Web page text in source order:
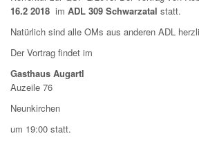
16.2 2018 im ADL 309 Schwarzatal statt.
Natürlich sind alle OMs aus anderen ADL
Der Vortrag findet im
Gasthaus Augartl
Auzeile 76
Neunkirchen
um 19:00 statt.